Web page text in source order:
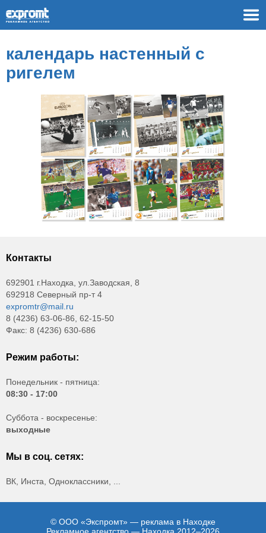
календарь настенный с
ригелем
Контакты
692901 г.Находка, ул.Заводская, 8
692918 Северный пр-т 4
expromtr@mail.ru
8 (4236) 63-06-86, 62-15-50
Факс: 8 (4236) 630-686
Режим работы:
Понедельник - пятница:
08:30 - 17:00
Суббота - воскресенье:
выходные
Мы в соц. сетях:
ВК, Инста, Одноклассники, ...
© ООО «Экспромт» — реклама в Находке